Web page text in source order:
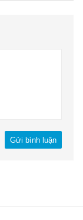
Gửi bình luận